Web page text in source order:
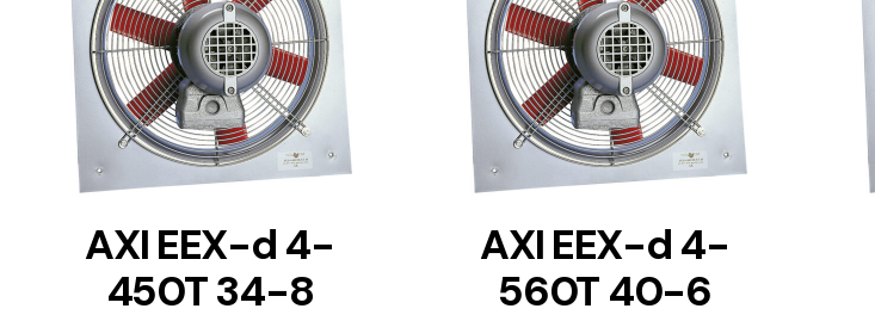
DETAILS
AXI EEX-d 4-
450T 34-8
DETAILS
AXI EEX-d 4-
560T 40-6